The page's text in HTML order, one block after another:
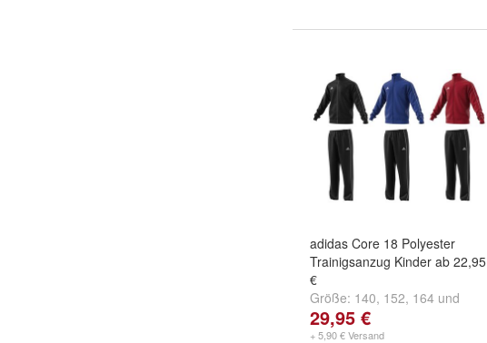
adidas Core 18 Polyester
Trainigsanzug Kinder ab 22,95
€
Größe: 140, 152, 164 und
weitere ...
29,95 €
+ 5,90 € Versand